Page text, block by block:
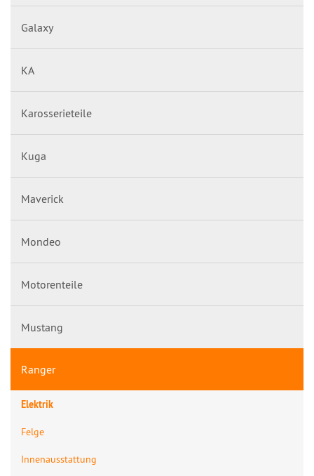
Galaxy
KA
Karosserieteile
Kuga
Maverick
Mondeo
Motorenteile
Mustang
Ranger
Elektrik
Felge
Innenausstattung